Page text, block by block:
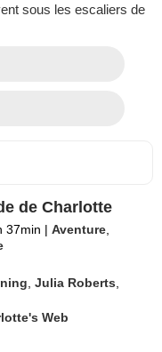
sous les escaliers de
de Charlotte
37min | Aventure
,Julia Roberts
Web